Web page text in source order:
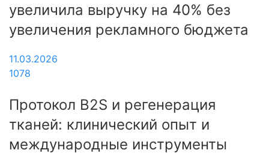
увеличила выручку на 40% без
увеличения рекламного бюджета
11.03.2026
1078
Протокол B2S и регенерация
тканей: клинический опыт и
международные инструменты